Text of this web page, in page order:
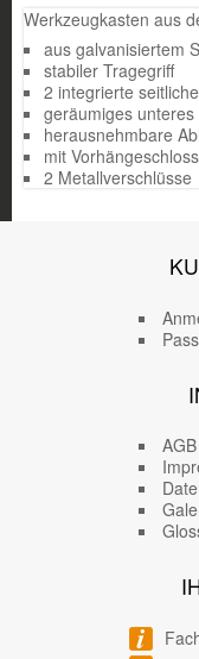
Werkzeugkasten aus
aus galvanisiertem
stabiler Tragegriff
2 integrierte
geräumiges
herausnehmbare
mit
2 Metallverschlüsse
AGB